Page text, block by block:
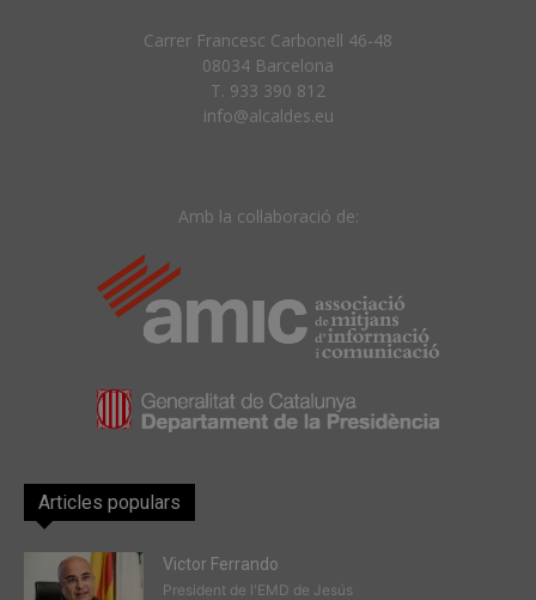
Carrer Francesc Carbonell 46-48
08034 Barcelona
T. 933 390 812
info@alcaldes.eu
Amb la col·laboració de:
Articles populars
Victor Ferrando
President de l'EMD de Jesús